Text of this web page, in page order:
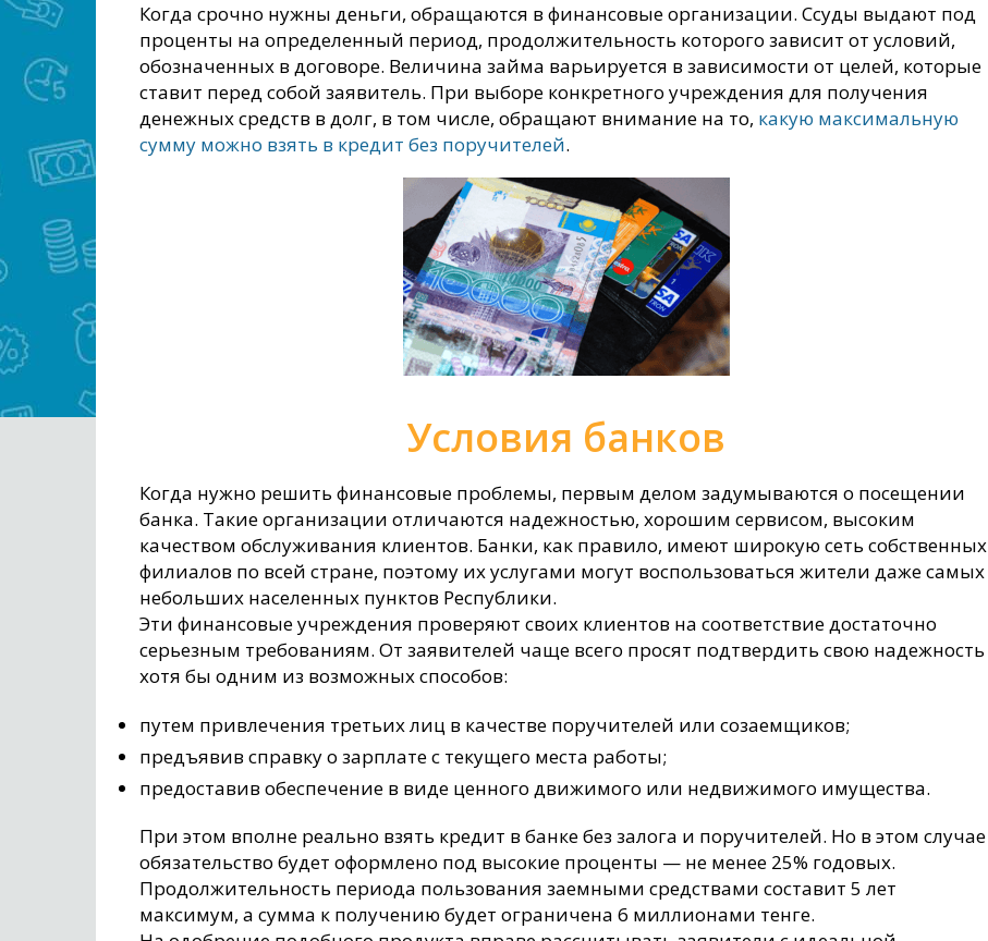
Когда срочно нужны деньги, обращаются в финансовые организации. Ссуды выдают под
проценты на определенный период, продолжительность которого зависит от условий,
обозначенных в договоре. Величина займа варьируется в зависимости от целей, которые
ставит перед собой заявитель. При выборе конкретного учреждения для получения
денежных средств в долг, в том числе, обращают внимание на то, какую максимальную
сумму можно взять в кредит без поручителей.
Условия банков
Когда нужно решить финансовые проблемы, первым делом задумываются о посещении
банка. Такие организации отличаются надежностью, хорошим сервисом, высоким
качеством обслуживания клиентов. Банки, как правило, имеют широкую сеть собственных
филиалов по всей стране, поэтому их услугами могут воспользоваться жители даже самых
небольших населенных пунктов Республики.
Эти финансовые учреждения проверяют своих клиентов на соответствие достаточно
серьезным требованиям. От заявителей чаще всего просят подтвердить свою надежность
хотя бы одним из возможных способов:
путем привлечения третьих лиц в качестве поручителей или созаемщиков;
предъявив справку о зарплате с текущего места работы;
предоставив обеспечение в виде ценного движимого или недвижимого имущества.
При этом вполне реально взять кредит в банке без залога и поручителей. Но в этом случае
обязательство будет оформлено под высокие проценты — не менее 25% годовых.
Продолжительность периода пользования заемными средствами составит 5 лет
максимум, а сумма к получению будет ограничена 6 миллионами тенге.